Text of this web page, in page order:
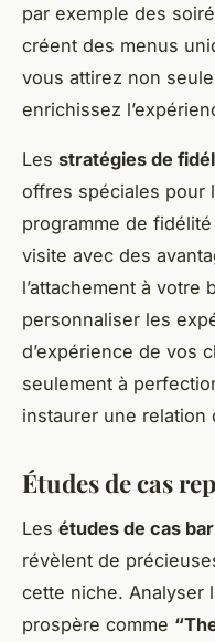
par exemple des
créent des menus
vous attirez non
enrichissez
Les stratégies de
offres spéciales pour
programme de
visite avec des
l’attachement à votre
personnaliser les
d’expérience de vos
seulement à
instaurer une relation
Études de cas
Les études de cas
révèlent de
cette niche. Analyser
prospère comme